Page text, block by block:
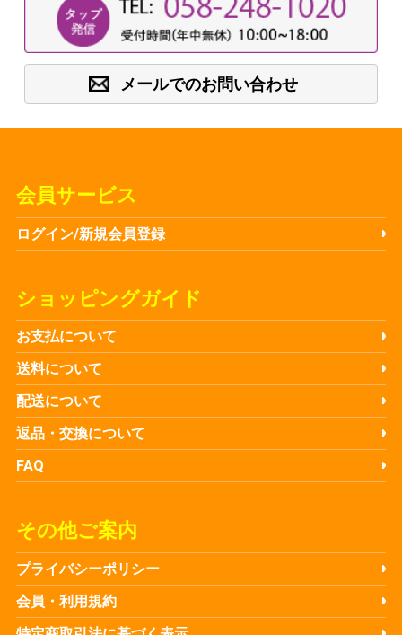
メールでのお問い合わせ
会員サービス
ログイン/新規会員登録
ショッピングガイド
お支払について
送料について
配送について
返品・交換について
FAQ
その他ご案内
プライバシーポリシー
会員・利用規約